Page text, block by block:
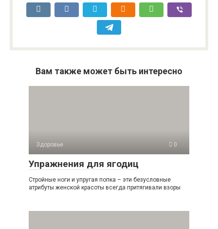
Вам также может быть интересно
Здоровье 0
Упражнения для ягодиц
Стройные ноги и упругая попка – эти безусловные
атрибуты женской красоты всегда притягивали взоры